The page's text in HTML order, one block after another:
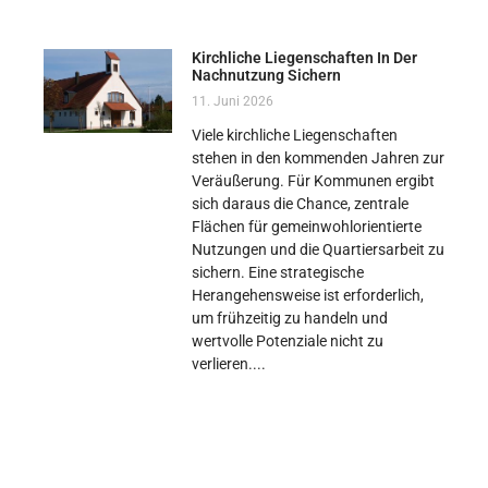
Kirchliche Liegenschaften In Der
Nachnutzung Sichern
11. Juni 2026
Viele kirchliche Liegenschaften
stehen in den kommenden Jahren zur
Veräußerung. Für Kommunen ergibt
sich daraus die Chance, zentrale
Flächen für gemeinwohlorientierte
Nutzungen und die Quartiersarbeit zu
sichern. Eine strategische
Herangehensweise ist erforderlich,
um frühzeitig zu handeln und
wertvolle Potenziale nicht zu
verlieren.